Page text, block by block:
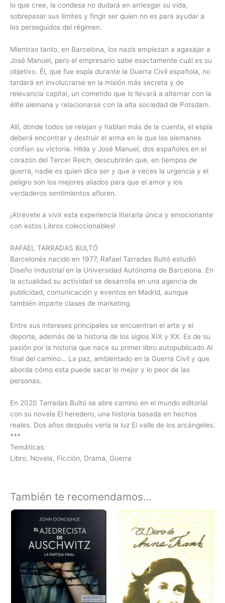
lo que cree, la condesa no dudará en arriesgar su vida,
sobrepasar sus límites y fingir ser quien no es para ayudar a
los perseguidos del régimen.
Mientras tanto, en Barcelona, los nazis empiezan a agasajar a
José Manuel, pero el empresario sabe exactamente cuál es su
objetivo. Él, que fue espía durante la Guerra Civil española, no
tardará en involucrarse en la misión más secreta y de
relevancia capital, un cometido que lo llevará a alternar con la
élite alemana y relacionarse con la alta sociedad de Potsdam.
Allí, donde todos se relajan y hablan más de la cuenta, el espía
deberá encontrar y destruir el arma en la que los alemanes
confían su victoria. Hilda y José Manuel, dos españoles en el
corazón del Tercer Reich, descubrirán que, en tiempos de
guerra, nadie es quien dice ser y que a veces la urgencia y el
peligro son los mejores aliados para que el amor y los
verdaderos sentimientos afloren.
¡Atrévete a vivir esta experiencia literaria única y emocionante
con estos Libros coleccionables!
RAFAEL TARRADAS BULTÓ
Barcelonés nacido en 1977, Rafael Tarradas Bultó estudió
Diseño Industrial en la Universidad Autónoma de Barcelona. En
la actualidad su actividad se desarrolla en una agencia de
publicidad, comunicación y eventos en Madrid, aunque
también imparte clases de marketing.
Entre sus intereses principales se encuentran el arte y el
deporte, además de la historia de los siglos XIX y XX. Es de su
pasión por la historia que nace su primer libro autopublicado Al
final del camino… La paz, ambientado en la Guerra Civil y que
aborda cómo esta puede sacar lo mejor y lo peor de las
personas.
En 2020 Tarradas Bultó se abre camino en el mundo editorial
con su novela El heredero, una historia basada en hechos
reales. Dos años después vería la luz El valle de los arcángeles.
***
Temáticas:
Libro, Novela, Ficción, Drama, Guerra
También te recomendamos…